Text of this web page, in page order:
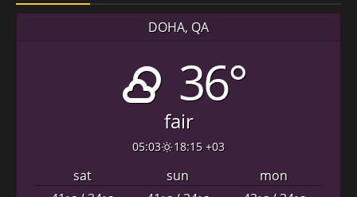
DOHA, QA
36°
fair
05:03 18:15 +03
sat sun
mon